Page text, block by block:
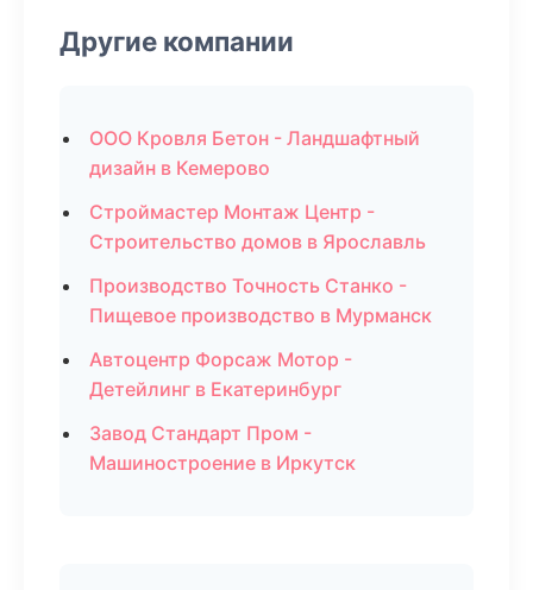
Другие компании
ООО Кровля Бетон - Ландшафтный
дизайн в Кемерово
Строймастер Монтаж Центр -
Строительство домов в Ярославль
Производство Точность Станко -
Пищевое производство в Мурманск
Автоцентр Форсаж Мотор -
Детейлинг в Екатеринбург
Завод Стандарт Пром -
Машиностроение в Иркутск